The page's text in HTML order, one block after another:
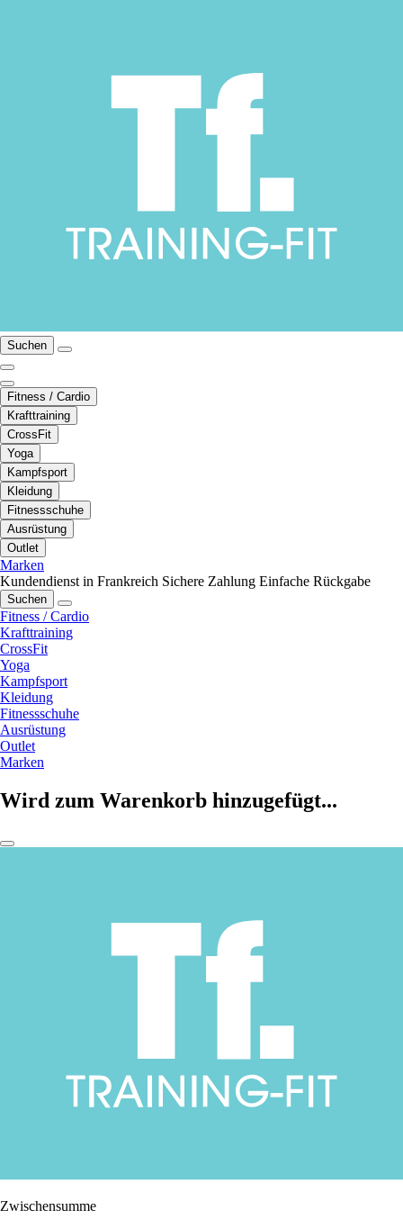
Suchen
Fitness / Cardio
Krafttraining
CrossFit
Yoga
Kampfsport
Kleidung
Fitnessschuhe
Ausrüstung
Outlet
Marken
Kundendienst in Frankreich Sichere Zahlung Einfache Rückgabe
Suchen
Fitness / Cardio
Krafttraining
CrossFit
Yoga
Kampfsport
Kleidung
Fitnessschuhe
Ausrüstung
Outlet
Marken
Wird zum Warenkorb hinzugefügt...
Zwischensumme